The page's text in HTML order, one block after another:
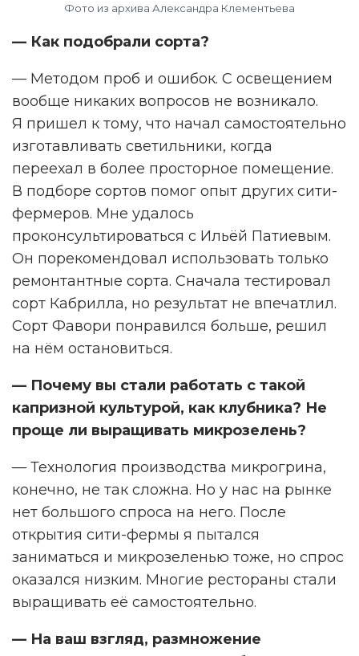
Фото из архива Александра Клементьева
— Как подобрали сорта?
— Методом проб и ошибок. С освещением
вообще никаких вопросов не возникало.
Я пришел к тому, что начал самостоятельно
изготавливать светильники, когда
переехал в более просторное помещение.
В подборе сортов помог опыт других сити-
фермеров. Мне удалось
проконсультироваться с Ильёй Патиевым.
Он порекомендовал использовать только
ремонтантные сорта. Сначала тестировал
сорт Кабрилла, но результат не впечатлил.
Сорт Фавори понравился больше, решил
на нём остановиться.
— Почему вы стали работать с такой
капризной культурой, как клубника? Не
проще ли выращивать микрозелень?
— Технология производства микрогрина,
конечно, не так сложна. Но у нас на рынке
нет большого спроса на него. После
открытия сити-фермы я пытался
заниматься и микрозеленью тоже, но спрос
оказался низким. Многие рестораны стали
выращивать её самостоятельно.
— На ваш взгляд, размножение